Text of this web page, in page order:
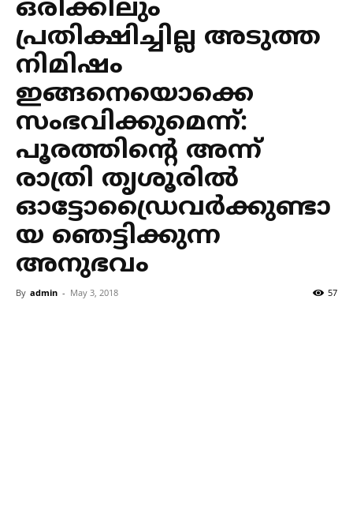
ഒരിക്കിലും
പ്രതിക്ഷിച്ചില്ല അടുത്ത
നിമിഷം
ഇങ്ങനെയൊക്കെ
സംഭവിക്കുമെന്ന്:
പൂരത്തിന്റെ അന്ന്
രാത്രി തൃശൂരില്‍
ഓട്ടോഡ്രൈവര്‍ക്കുണ്ടാ
യ ഞെട്ടിക്കുന്ന
അനുഭവം
By admin - May 3, 2018 57